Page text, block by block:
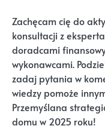
Zachęcam cię do
konsultacji z
doradcami
wykonawcami.
zadaj pytania w
wiedzy pomoże
Przemyślana
domu w 2025 roku!